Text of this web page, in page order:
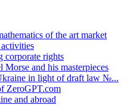
of the art market
corporate rights
Morse and his masterpieces
in light of draft law №...
ZeroGPT.com
and abroad